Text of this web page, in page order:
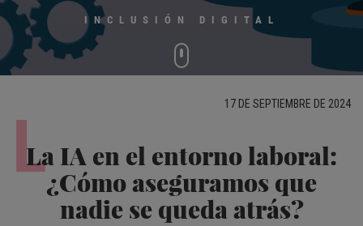
INCLUSIÓN DIGITAL
17 DE SEPTIEMBRE DE 2024
L
La IA en el entorno laboral:
¿Cómo aseguramos que
nadie se queda atrás?